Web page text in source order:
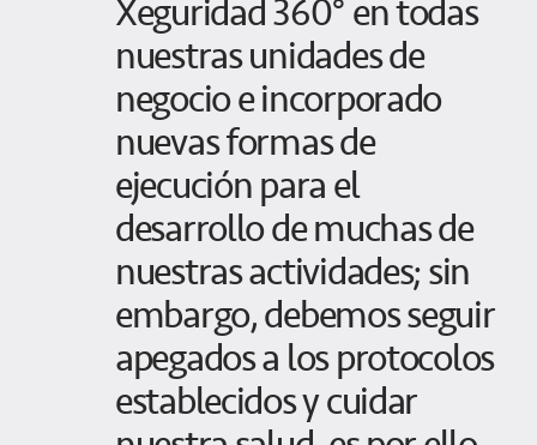
Xeguridad 360° en todas
nuestras unidades de
negocio e incorporado
nuevas formas de
ejecución para el
desarrollo de muchas de
nuestras actividades; sin
embargo, debemos seguir
apegados a los protocolos
establecidos y cuidar